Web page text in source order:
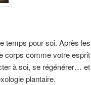
temps pour soi. Après les
corps comme votre esprit
à soi, se régénérer… et
plantaire.